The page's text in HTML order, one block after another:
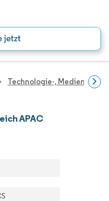
Technologie-, Medien- Und
APAC